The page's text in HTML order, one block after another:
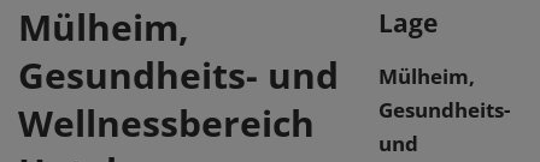
Mülheim,
Gesundheits- und
Wellnessbereich
Lage
Mülheim,
Gesundheits-
und